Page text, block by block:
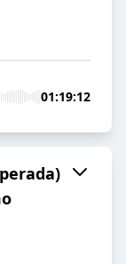
01:19:12